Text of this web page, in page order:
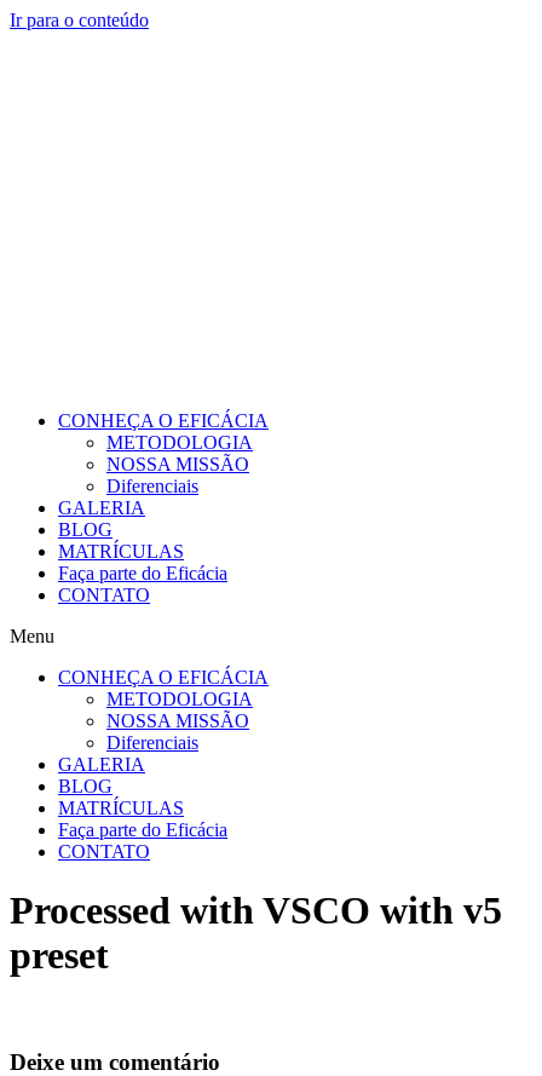
Ir para o conteúdo
CONHEÇA O EFICÁCIA
METODOLOGIA
NOSSA MISSÃO
Diferenciais
GALERIA
BLOG
MATRÍCULAS
Faça parte do Eficácia
CONTATO
Menu
CONHEÇA O EFICÁCIA
METODOLOGIA
NOSSA MISSÃO
Diferenciais
GALERIA
BLOG
MATRÍCULAS
Faça parte do Eficácia
CONTATO
Processed with VSCO with v5
preset
Deixe um comentário